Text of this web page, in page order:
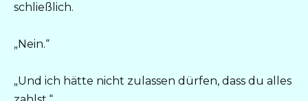
schließlich.
„Nein.“
„Und ich hätte nicht zulassen dürfen, dass du alles